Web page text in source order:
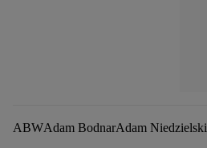
ABWAdam BodnarAdam Niedzielski